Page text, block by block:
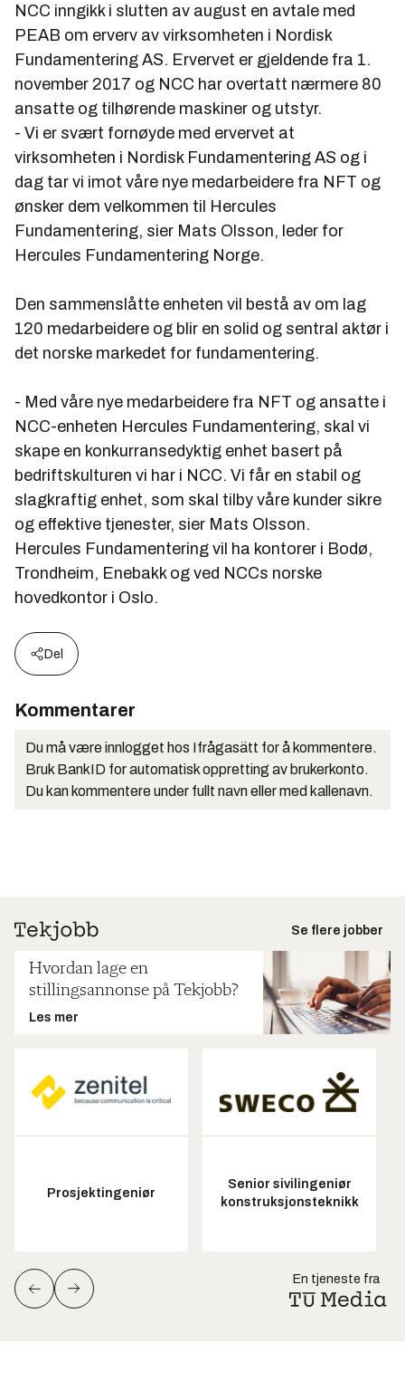
NCC inngikk i slutten av august en avtale med
PEAB om erverv av virksomheten i Nordisk
Fundamentering AS. Ervervet er gjeldende fra 1.
november 2017 og NCC har overtatt nærmere 80
ansatte og tilhørende maskiner og utstyr.
- Vi er svært fornøyde med ervervet at
virksomheten i Nordisk Fundamentering AS og i
dag tar vi imot våre nye medarbeidere fra NFT og
ønsker dem velkommen til Hercules
Fundamentering, sier Mats Olsson, leder for
Hercules Fundamentering Norge.
Den sammenslåtte enheten vil bestå av om lag
120 medarbeidere og blir en solid og sentral aktør i
det norske markedet for fundamentering.
- Med våre nye medarbeidere fra NFT og ansatte i
NCC-enheten Hercules Fundamentering, skal vi
skape en konkurransedyktig enhet basert på
bedriftskulturen vi har i NCC. Vi får en stabil og
slagkraftig enhet, som skal tilby våre kunder sikre
og effektive tjenester, sier Mats Olsson.
Hercules Fundamentering vil ha kontorer i Bodø,
Trondheim, Enebakk og ved NCCs norske
hovedkontor i Oslo.
Del
Kommentarer
Du må være innlogget hos Ifrågasätt for å kommentere.
Bruk BankID for automatisk oppretting av brukerkonto.
Du kan kommentere under fullt navn eller med kallenavn.
Se flere jobber
Hvordan lage en
stillingsannonse på Tekjobb?
Les mer
Prosjektingeniør
Senior sivilingeniør
konstruksjonsteknikk
En tjeneste fra